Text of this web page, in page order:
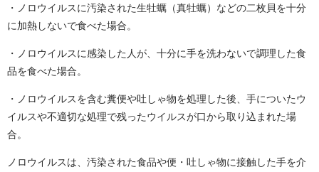
・ノロウイルスに汚染された生牡蠣（真牡蠣）などの二枚貝を十分
に加熱しないで食べた場合。
・ノロウイルスに感染した人が、十分に手を洗わないで調理した食
品を食べた場合。
・ノロウイルスを含む糞便や吐しゃ物を処理した後、手についたウ
イルスや不適切な処理で残ったウイルスが口から取り込まれた場
合。
ノロウイルスは、汚染された食品や便・吐しゃ物に接触した手を介